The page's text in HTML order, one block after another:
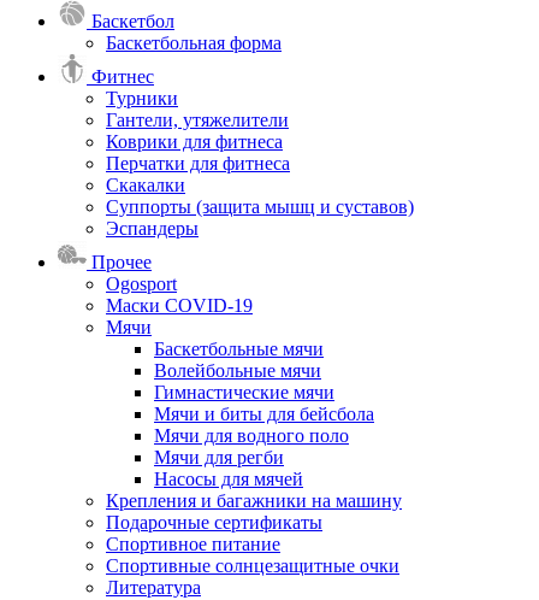
Баскетбол
Баскетбольная форма
Фитнес
Турники
Гантели, утяжелители
Коврики для фитнеса
Перчатки для фитнеса
Скакалки
Суппорты (защита мышц и суставов)
Эспандеры
Прочее
Ogosport
Маски COVID-19
Мячи
Баскетбольные мячи
Волейбольные мячи
Гимнастические мячи
Мячи и биты для бейсбола
Мячи для водного поло
Мячи для регби
Насосы для мячей
Крепления и багажники на машину
Подарочные сертификаты
Спортивное питание
Спортивные солнцезащитные очки
Литература